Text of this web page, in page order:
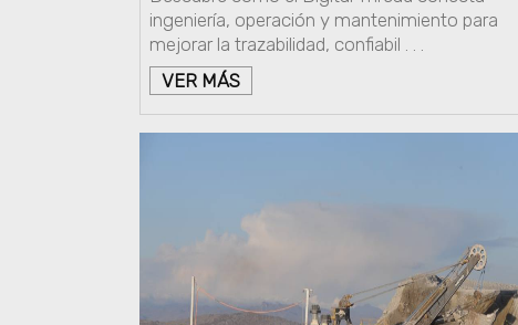
ingeniería, operación y mantenimiento para
mejorar la trazabilidad, confiabil . . .
VER MÁS